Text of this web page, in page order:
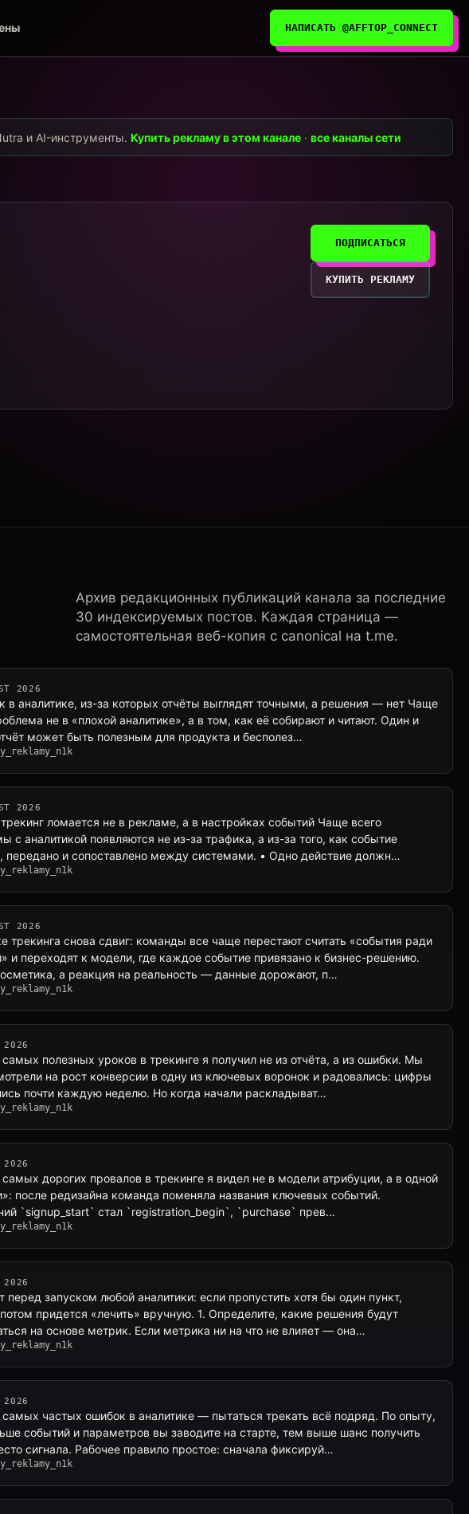
НАПИСАТЬ @AFFTOP_CONNECT
и AI-инструменты.Купить рекламу в этом канале ·все каналы сети
ПОДПИСАТЬСЯ
КУПИТЬ РЕКЛАМУ
Архив редакционных публикаций канала за последние
30 индексируемых постов. Каждая страница —
самостоятельная веб-копия с canonical на t.me.
2026
в аналитике, из-за которых отчёты выглядят точными, а решения — нет Чаще
не в «плохой аналитике», а в том, как её собирают и читают. Один и
может быть полезным для продукта и бесполез…
2026
ломается не в рекламе, а в настройках событий Чаще всего
с аналитикой появляются не из-за трафика, а из-за того, как событие
передано и сопоставлено между системами. • Одно действие должн…
2026
трекинга снова сдвиг: команды все чаще перестают считать «события ради
и переходят к модели, где каждое событие привязано к бизнес-решению.
а реакция на реальность — данные дорожают, п…
2026
полезных уроков в трекинге я получил не из отчёта, а из ошибки. Мы
на рост конверсии в одну из ключевых воронок и радовались: цифры
почти каждую неделю. Но когда начали раскладыват…
2026
дорогих провалов в трекинге я видел не в модели атрибуции, а в одной
после редизайна команда поменяла названия ключевых событий.
`signup_start` стал `registration_begin`, `purchase` прев…
2026
перед запуском любой аналитики: если пропустить хотя бы один пункт,
придется «лечить» вручную. 1. Определите, какие решения будут
на основе метрик. Если метрика ни на что не влияет — она…
2026
частых ошибок в аналитике — пытаться трекать всё подряд. По опыту,
событий и параметров вы заводите на старте, тем выше шанс получить
сигнала. Рабочее правило простое: сначала фиксируй…